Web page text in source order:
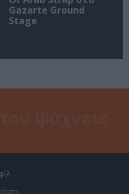
Gazarte Ground
Stage